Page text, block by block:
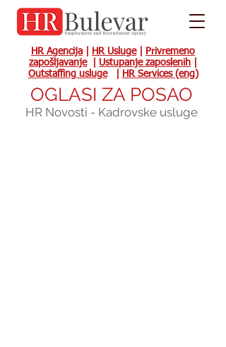
HR Agencija HR Usluge|
Privremeno
zapošljavanje| Ustupanje zaposlenih
Outstaffing usluge| HR Services (eng)
OGLASI ZA POSAO
HR Novosti - Kadrovske usluge